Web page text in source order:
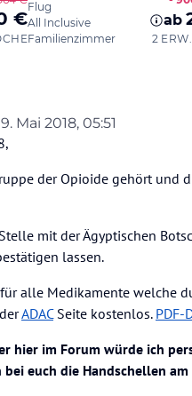
9. Mai 2018, 05:51
von Possibaer
der Opioide gehört und
mit der Ägyptischen
lassen.
alle Medikamente welche
ADACSeite kostenlos. PDF-
hier im Forum würde ich
euch die Handschellen